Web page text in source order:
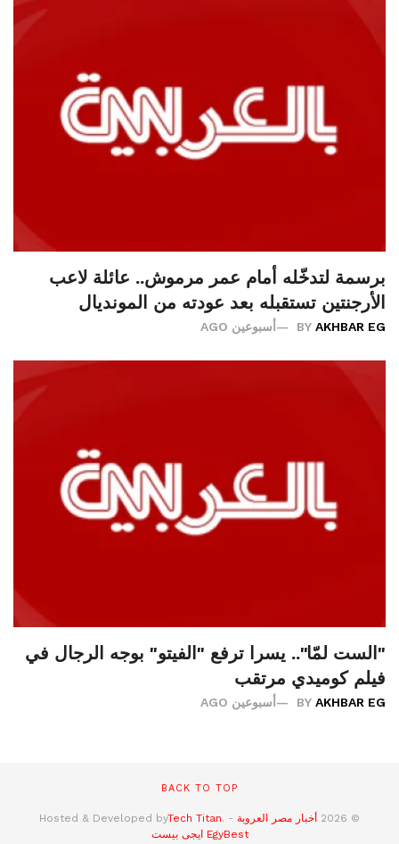
برسمة لتدخّله أمام عمر مرموش.. عائلة لاعب
الأرجنتين تستقبله بعد عودته من المونديال
BY AKHBAR EG أسبوعين AGO
"الست لمّا".. يسرا ترفع "الفيتو" بوجه الرجال في
فيلم كوميدي مرتقب
BY AKHBAR EG أسبوعين AGO
BACK TO TOP
© 2026 أخبار مصر العروبة - Hosted & Developed by
Tech Titan.
EgyBest ايجى بيست